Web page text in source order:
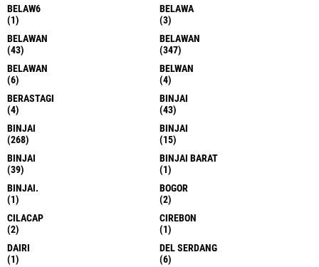
BELAW6
(1)
BELAWA
(3)
BELAWAN
(43)
BELAWAN
(347)
BELAWAN
(6)
BELWAN
(4)
BERASTAGI
(4)
BINJAI
(43)
BINJAI
(268)
BINJAI
(15)
BINJAI
(39)
BINJAI BARAT
(1)
BINJAI.
(1)
BOGOR
(2)
CILACAP
(2)
CIREBON
(1)
DAIRI
(1)
DEL SERDANG
(6)